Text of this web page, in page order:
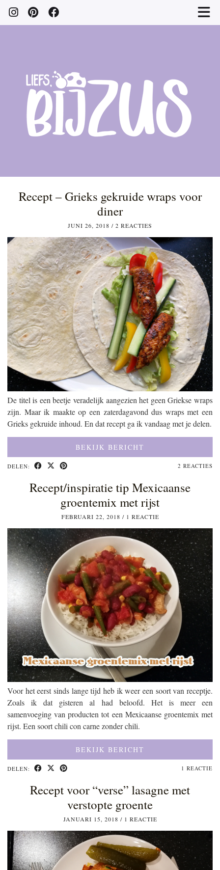
Recept – Grieks gekruide wraps voor
diner
JUNI 26, 2018 / 2 REACTIES
De titel is een beetje veradelijk aangezien het geen Griekse wraps
zijn. Maar ik maakte op een zaterdagavond dus wraps met een
Grieks gekruide inhoud. En dat recept ga ik vandaag met je delen.
BEKIJK BERICHT
DELEN: 2 REACTIES
Recept/inspiratie tip Mexicaanse
groentemix met rijst
FEBRUARI 22, 2018 / 1 REACTIE
Voor het eerst sinds lange tijd heb ik weer een soort van receptje.
Zoals ik dat gisteren al had beloofd. Het is meer een
samenvoeging van producten tot een Mexicaanse groentemix met
rijst. Een soort chili con carne zonder chili.
BEKIJK BERICHT
DELEN: 1 REACTIE
Recept voor “verse” lasagne met
verstopte groente
JANUARI 15, 2018 / 1 REACTIE